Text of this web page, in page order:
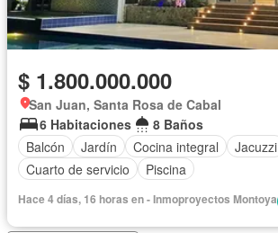
$ 1.800.000.000
San Juan, Santa Rosa de Cabal
6 Habitaciones
8 Baños
Balcón
Jardín Cocina integral
Jacuzzi
Cuarto de servicio
Piscina
Hace 4 días, 16 horas en - Inmoproyectos Montoya